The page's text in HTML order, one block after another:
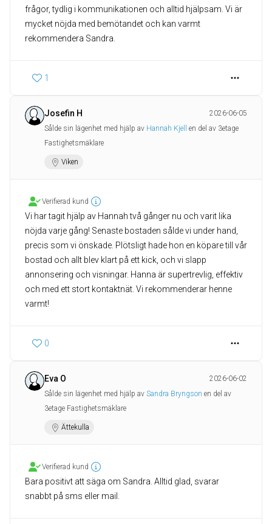
frågor, tydlig i kommunikationen och alltid hjälpsam. Vi är
mycket nöjda med bemötandet och kan varmt
rekommendera Sandra.
1
Josefin H
2026-06-05
Sålde sin lägenhet med hjälp av Hannah Kjell
en del av 3etage
Fastighetsmäklare
Viken
Verifierad kund
Vi har tagit hjälp av Hannah två gånger nu och varit lika
nöjda varje gång! Senaste bostaden sålde vi under hand,
precis som vi önskade. Plötsligt hade hon en köpare till vår
bostad och allt blev klart på ett kick, och vi slapp
annonsering och visningar. Hanna är supertrevlig, effektiv
och med ett stort kontaktnät. Vi rekommenderar henne
varmt!
0
Eva O
2026-06-02
Sålde sin lägenhet med hjälp av Sandra Bryngson en del av
3etage Fastighetsmäklare
Ättekulla
Verifierad kund
Bara positivt att säga om Sandra. Alltid glad, svarar
snabbt på sms eller mail.